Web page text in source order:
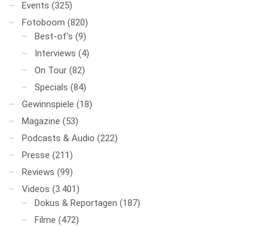
Events (325)
Fotoboom (820)
Best-of's (9)
Interviews (4)
On Tour (82)
Specials (84)
Gewinnspiele (18)
Magazine (53)
Podcasts & Audio (222)
Presse (211)
Reviews (99)
Videos (3.401)
Dokus & Reportagen (187)
Filme (472)